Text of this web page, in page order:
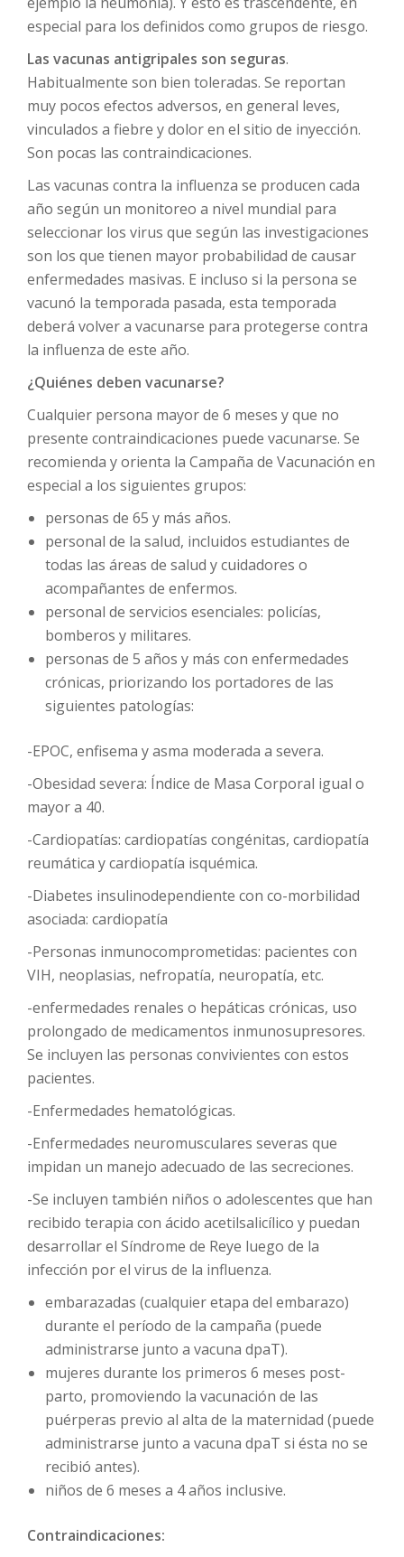
especial para los definidos como grupos de riesgo.
Las vacunas antigripales son seguras.
Habitualmente son bien toleradas. Se reportan
muy pocos efectos adversos, en general leves,
vinculados a fiebre y dolor en el sitio de inyección.
Son pocas las contraindicaciones.
Las vacunas contra la influenza se producen cada
año según un monitoreo a nivel mundial para
seleccionar los virus que según las investigaciones
son los que tienen mayor probabilidad de causar
enfermedades masivas. E incluso si la persona se
vacunó la temporada pasada, esta temporada
deberá volver a vacunarse para protegerse contra
la influenza de este año.
¿Quiénes deben vacunarse?
Cualquier persona mayor de 6 meses y que no
presente contraindicaciones puede vacunarse. Se
recomienda y orienta la Campaña de Vacunación en
especial a los siguientes grupos:
personas de 65 y más años.
personal de la salud, incluidos estudiantes de
todas las áreas de salud y cuidadores o
acompañantes de enfermos.
personal de servicios esenciales: policías,
bomberos y militares.
personas de 5 años y más con enfermedades
crónicas, priorizando los portadores de las
siguientes patologías:
-EPOC, enfisema y asma moderada a severa.
-Obesidad severa: Índice de Masa Corporal igual o
mayor a 40.
-Cardiopatías: cardiopatías congénitas, cardiopatía
reumática y cardiopatía isquémica.
-Diabetes insulinodependiente con co-morbilidad
asociada: cardiopatía
-Personas inmunocomprometidas: pacientes con
VIH, neoplasias, nefropatía, neuropatía, etc.
-enfermedades renales o hepáticas crónicas, uso
prolongado de medicamentos inmunosupresores.
Se incluyen las personas convivientes con estos
pacientes.
-Enfermedades hematológicas.
-Enfermedades neuromusculares severas que
impidan un manejo adecuado de las secreciones.
-Se incluyen también niños o adolescentes que han
recibido terapia con ácido acetilsalicílico y puedan
desarrollar el Síndrome de Reye luego de la
infección por el virus de la influenza.
embarazadas (cualquier etapa del embarazo)
durante el período de la campaña (puede
administrarse junto a vacuna dpaT).
mujeres durante los primeros 6 meses post-
parto, promoviendo la vacunación de las
puérperas previo al alta de la maternidad (puede
administrarse junto a vacuna dpaT si ésta no se
recibió antes).
niños de 6 meses a 4 años inclusive.
Contraindicaciones: